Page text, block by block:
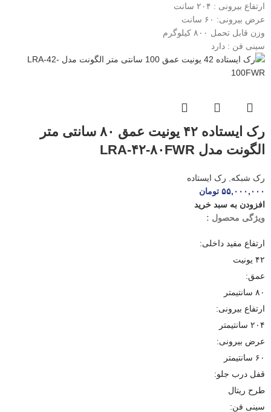
ارتفاع بیرونی : ۲۰۴ سانت
عرض بیرونی: ۶۰ سانت
وزن قابل تحمل ۸۰۰ کیلوگرم
سینی فن : دارد
رک ایستاده ۴۲ یونیت عمق ۸۰ سانتی متر
الگونت مدل LRA-۴۲-۸۰FWR
رک شبکه
رک ایستاده
۵۵,۰۰۰,۰۰۰ تومان
افزودن به سبد خرید
ویژگی محصول :
ارتفاع مفید داخلی:
۴۲ یونیت
عمق:
۸۰ سانتیمتر
ارتفاع بیرونی:
۲۰۴ سانتیمتر
عرض بیرونی:
۶۰ سانتیمتر
قفل درب جلو:
طرح ریتال
سینی فن: